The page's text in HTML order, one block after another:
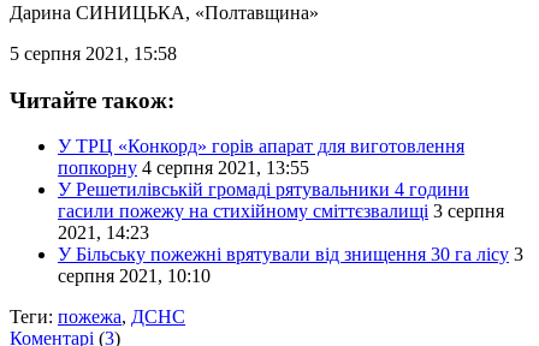
Дарина СИНИЦЬКА, «Полтавщина»
5 серпня 2021, 15:58
Читайте також:
У ТРЦ «Конкорд» горів апарат для виготовлення
попкорну 4 серпня 2021, 13:55
У Решетилівській громаді рятувальники 4 години
гасили пожежу на стихійному сміттєзвалищі 3 серпня
2021, 14:23
У Більську пожежні врятували від знищення 30 га лісу 3
серпня 2021, 10:10
Теги: пожежа, ДСНС
Коментарі (3)